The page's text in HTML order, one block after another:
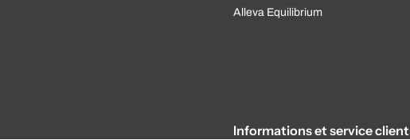
Alleva Equilibrium
Informations et service client